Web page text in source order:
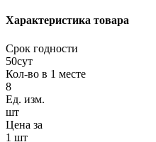
Характеристика товара
Срок годности
50сут
Кол-во в 1 месте
8
Ед. изм.
шт
Цена за
1 шт